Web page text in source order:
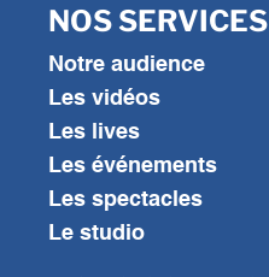
NOS SERVICES
Notre audience
Les vidéos
Les lives
Les événements
Les spectacles
Le studio